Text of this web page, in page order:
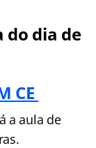
do dia de
CE
a aula de